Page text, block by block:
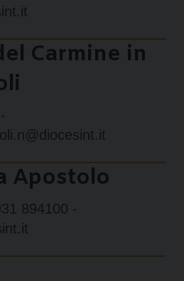
Carmine in
Apostolo
894100 -